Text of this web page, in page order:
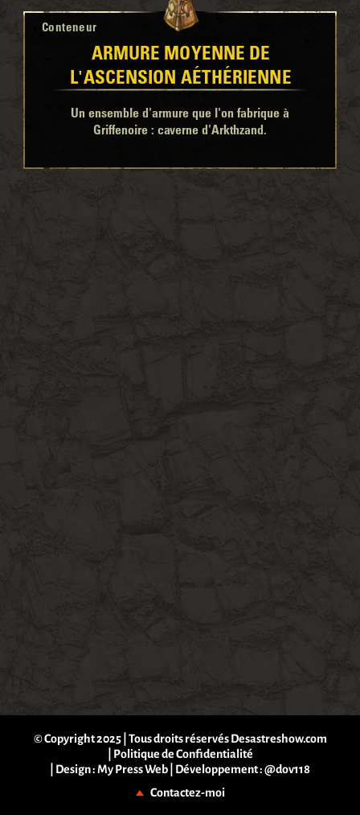
Conteneur
ARMURE MOYENNE DE
L'ASCENSION AÉTHÉRIENNE
Un ensemble d'armure que l'on fabrique à
Griffenoire : caverne d'Arkthzand.
© Copyright 2025 | Tous droits réservés Desastreshow.com
Politique de Confidentialité
| Design :My Press Web | Développement :@dov118
Contactez-moi